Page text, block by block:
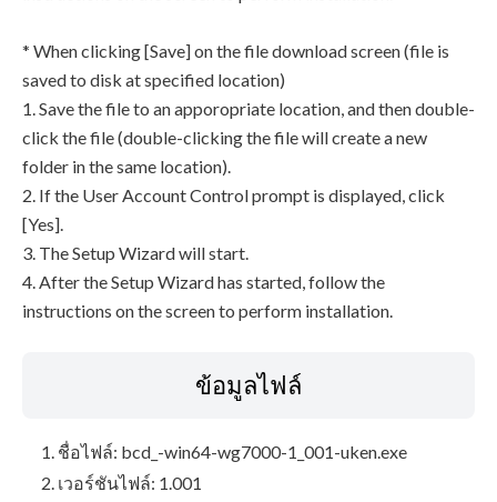
* When clicking [Save] on the file download screen (file is
saved to disk at specified location)
1. Save the file to an apporopriate location, and then double-
click the file (double-clicking the file will create a new
folder in the same location).
2. If the User Account Control prompt is displayed, click
[Yes].
3. The Setup Wizard will start.
4. After the Setup Wizard has started, follow the
instructions on the screen to perform installation.
ข้อมูลไฟล์
ชื่อไฟล์: bcd_-win64-wg7000-1_001-uken.exe
เวอร์ชันไฟล์: 1.001